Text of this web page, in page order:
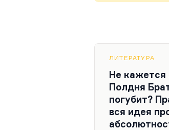
ЛИТЕРАТУРА
Не кажется
Полдня
погубит?
вся идея